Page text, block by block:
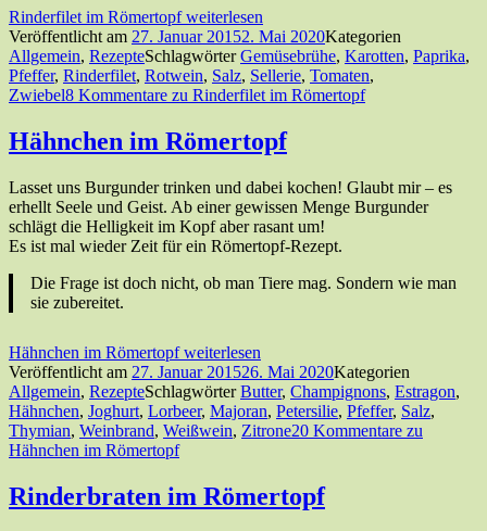
Rinderfilet im Römertopfweiterlesen
Veröffentlicht am 27. Januar 20152. Mai 2020Kategorien
Allgemein, RezepteSchlagwörterGemüsebrühe, Karotten, Paprika,
Pfeffer, Rinderfilet, Rotwein, Salz, Sellerie, Tomaten,
Zwiebel8 Kommentare zu Rinderfilet im Römertopf
Hähnchen im Römertopf
Lasset uns Burgunder trinken und dabei kochen! Glaubt mir – es
erhellt Seele und Geist. Ab einer gewissen Menge Burgunder
schlägt die Helligkeit im Kopf aber rasant um!
Es ist mal wieder Zeit für ein Römertopf-Rezept.
Die Frage ist doch nicht, ob man Tiere mag. Sondern wie man
sie zubereitet.
Hähnchen im Römertopfweiterlesen
Veröffentlicht am 27. Januar 201526. Mai 2020Kategorien
Allgemein, RezepteSchlagwörterButter, Champignons, Estragon,
Hähnchen, Joghurt, Lorbeer, Majoran, Petersilie, Pfeffer, Salz,
Thymian, Weinbrand, Weißwein, Zitrone20 Kommentare zu
Hähnchen im Römertopf
Rinderbraten im Römertopf